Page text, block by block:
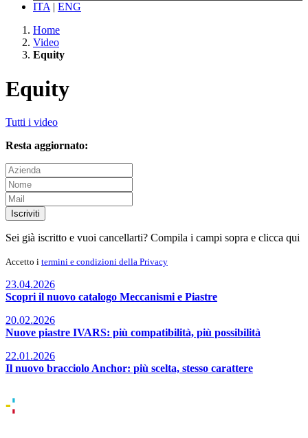
ITA | ENG
Home
Video
Equity
Equity
Tutti i video
Resta aggiornato:
Iscriviti
Sei già iscritto e vuoi cancellarti? Compila i campi sopra e clicca qui
Accetto i termini e condizioni della Privacy
23.04.2026
Scopri il nuovo catalogo Meccanismi e Piastre
20.02.2026
Nuove piastre IVARS: più compatibilità, più possibilità
22.01.2026
Il nuovo bracciolo Anchor: più scelta, stesso carattere